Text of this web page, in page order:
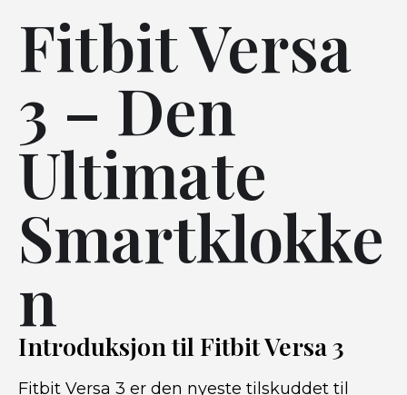
Fitbit Versa
3 – Den
Ultimate
Smartklokke
n
Introduksjon til Fitbit Versa 3
Fitbit Versa 3 er den nyeste tilskuddet til